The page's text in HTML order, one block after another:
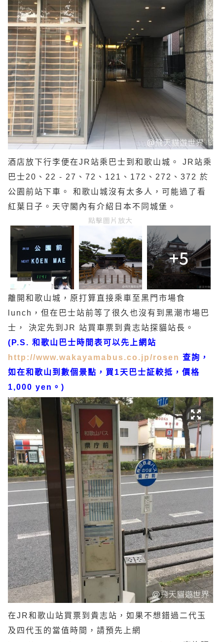
酒店放下行李便在JR站乘巴士到和歌山城。 JR站乘
巴士20、22 - 27、72、121、172、272、372 於
公園前站下車。 和歌山城沒有太多人，可能過了看
紅葉日子。天守閣內有介紹日本不同城堡。
點擊圖片放大
+5
離開和歌山城，原打算直接乘車至黑門市場食
lunch，但在巴士站前等了很久也沒有到黑潮市場巴
士， 決定先到JR 站買車票到貴志站探貓站長。
(P.S. 和歌山巴士時間表可以先上網站
http://www.wakayamabus.co.jp/rosen 查詢，
如在和歌山到數個景點，買1天巴士証較抵，價格
1,000 yen。)
在JR和歌山站買票到貴志站，如果不想錯過二代玉
及四代玉的當值時間，請預先上網